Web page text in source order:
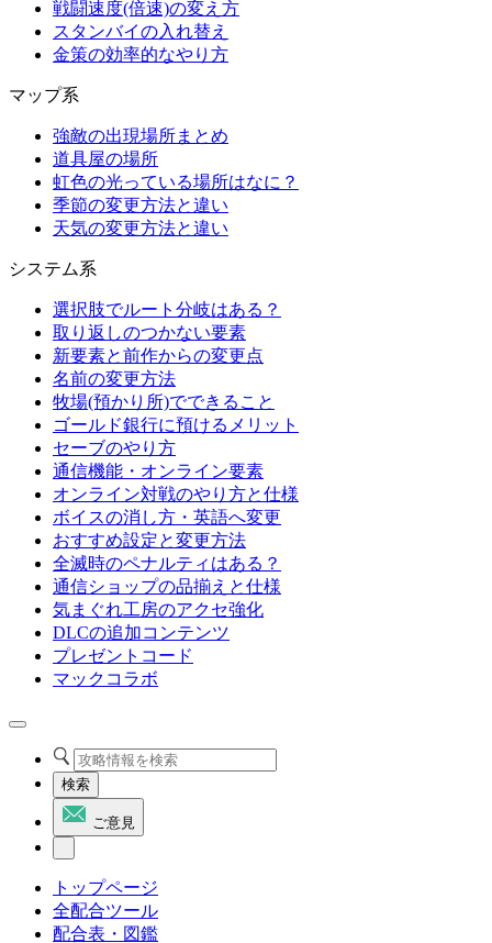
戦闘速度(倍速)の変え方
スタンバイの入れ替え
金策の効率的なやり方
マップ系
強敵の出現場所まとめ
道具屋の場所
虹色の光っている場所はなに？
季節の変更方法と違い
天気の変更方法と違い
システム系
選択肢でルート分岐はある？
取り返しのつかない要素
新要素と前作からの変更点
名前の変更方法
牧場(預かり所)でできること
ゴールド銀行に預けるメリット
セーブのやり方
通信機能・オンライン要素
オンライン対戦のやり方と仕様
ボイスの消し方・英語へ変更
おすすめ設定と変更方法
全滅時のペナルティはある？
通信ショップの品揃えと仕様
気まぐれ工房のアクセ強化
DLCの追加コンテンツ
プレゼントコード
マックコラボ
検索
ご意見
トップページ
全配合ツール
配合表・図鑑